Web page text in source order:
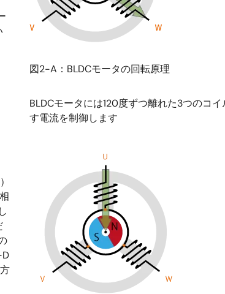
図2-A：BLDCモータの回転原理
BLDCモータには120度ずつ離れた3つのコ
す電流を制御します